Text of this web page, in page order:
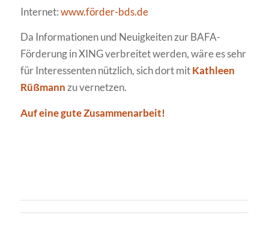
Internet:www.förder-bds.de
Da Informationen und Neuigkeiten zur BAFA-
Förderung in XING verbreitet werden, wäre es sehr
für Interessenten nützlich, sich dort mitKathleen
Rüßmannzu vernetzen.
Auf eine gute Zusammenarbeit!